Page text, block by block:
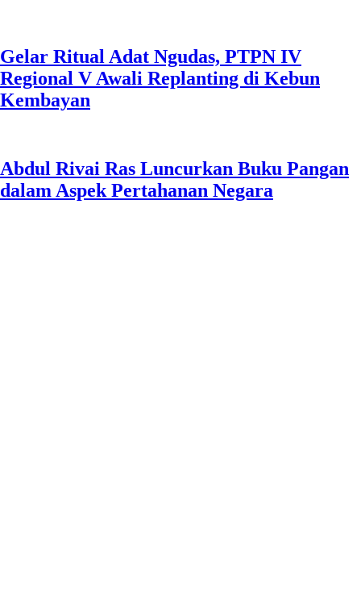
Gelar Ritual Adat Ngudas, PTPN IV
Regional V Awali Replanting di Kebun
Kembayan
Abdul Rivai Ras Luncurkan Buku Pangan
dalam Aspek Pertahanan Negara